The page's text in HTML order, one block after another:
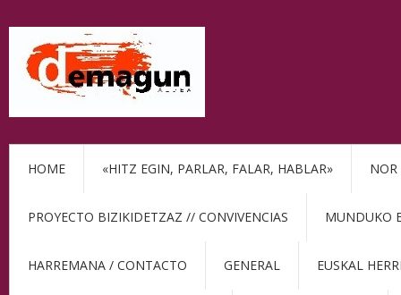
HOME «HITZ EGIN, PARLAR, FALAR, HABLAR» NOR
PROYECTO BIZIKIDETZAZ // CONVIVENCIAS MUNDUKO
HARREMANA / CONTACTO GENERAL EUSKAL